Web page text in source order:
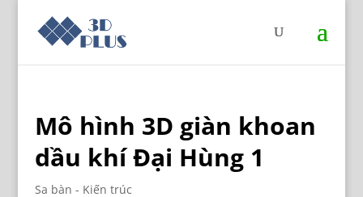
Mô hình 3D giàn khoan
dầu khí Đại Hùng 1
Sa bàn - Kiến trúc